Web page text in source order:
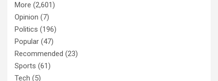
More (2,601)
Opinion (7)
Politics (196)
Popular (47)
Recommended (23)
Sports (61)
Tech (5)